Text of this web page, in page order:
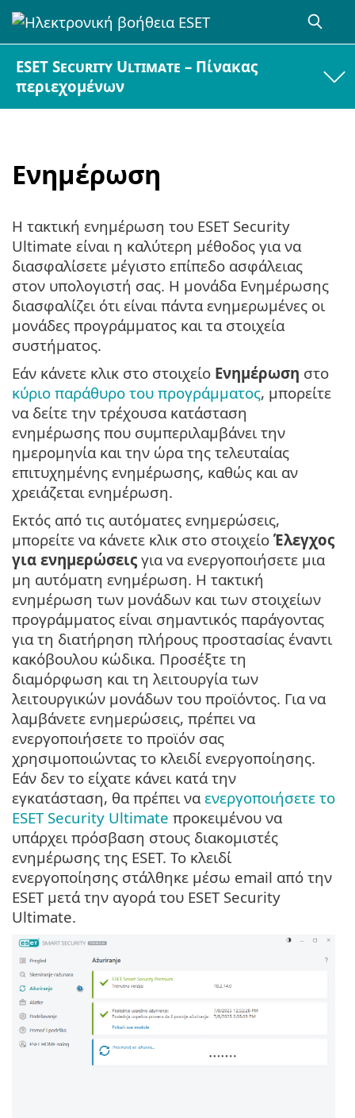
ESET Security Ultimate – Πίνακας
περιεχομένων
Ενημέρωση
Η τακτική ενημέρωση του ESET Security
Ultimate είναι η καλύτερη μέθοδος για να
διασφαλίσετε μέγιστο επίπεδο ασφάλειας
στον υπολογιστή σας. Η μονάδα Ενημέρωσης
διασφαλίζει ότι είναι πάντα ενημερωμένες οι
μονάδες προγράμματος και τα στοιχεία
συστήματος.
Εάν κάνετε κλικ στο στοιχείο Ενημέρωση στο
κύριο παράθυρο του προγράμματος, μπορείτε
να δείτε την τρέχουσα κατάσταση
ενημέρωσης που συμπεριλαμβάνει την
ημερομηνία και την ώρα της τελευταίας
επιτυχημένης ενημέρωσης, καθώς και αν
χρειάζεται ενημέρωση.
Εκτός από τις αυτόματες ενημερώσεις,
μπορείτε να κάνετε κλικ στο στοιχείο Έλεγχος
για ενημερώσεις για να ενεργοποιήσετε μια
μη αυτόματη ενημέρωση. Η τακτική
ενημέρωση των μονάδων και των στοιχείων
προγράμματος είναι σημαντικός παράγοντας
για τη διατήρηση πλήρους προστασίας έναντι
κακόβουλου κώδικα. Προσέξτε τη
διαμόρφωση και τη λειτουργία των
λειτουργικών μονάδων του προϊόντος. Για να
λαμβάνετε ενημερώσεις, πρέπει να
ενεργοποιήσετε το προϊόν σας
χρησιμοποιώντας το κλειδί ενεργοποίησης.
Εάν δεν το είχατε κάνει κατά την
εγκατάσταση, θα πρέπει ναενεργοποιήσετε το
ESET Security Ultimate προκειμένου να
υπάρχει πρόσβαση στους διακομιστές
ενημέρωσης της ESET. Το κλειδί
ενεργοποίησης στάλθηκε μέσω email από την
ESET μετά την αγορά του ESET Security
Ultimate.